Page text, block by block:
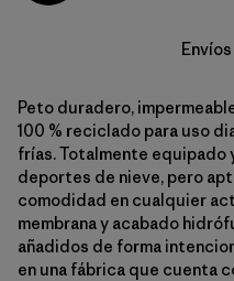
Peto duradero,
100 % reciclado para uso
frías. Totalmente equipado
deportes de nieve, pero
comodidad en cualquier
membrana y acabado
añadidos de forma
en una fábrica que cuenta